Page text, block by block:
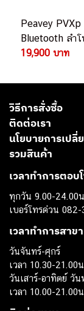
Peavey PVXp
Bluetooth ลำ
19,900 บาท
วิธีการสั่งซื้อ
ติดต่อเรา
นโยบายการเป
รวมสินค้า
เวลาทำการตอบ
ทุกวัน 9.00-24.00น.
เบอร์โทรด่วน 082-
เวลาทำการสาขา
วันจันทร์-ศุกร์
เวลา 10.30-21.00น.
วันเสาร์-อาทิตย์ วั
เวลา 10.00-21.00น.